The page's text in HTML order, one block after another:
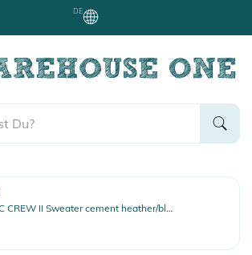
DE
CLASSIC CREW II Sweater cement heather/black